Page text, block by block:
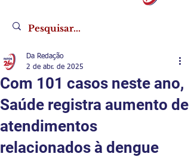
Com 101 casos neste ano,
Saúde registra aumento de
atendimentos
relacionados à dengue
Da Redação
2 de abr. de 2025